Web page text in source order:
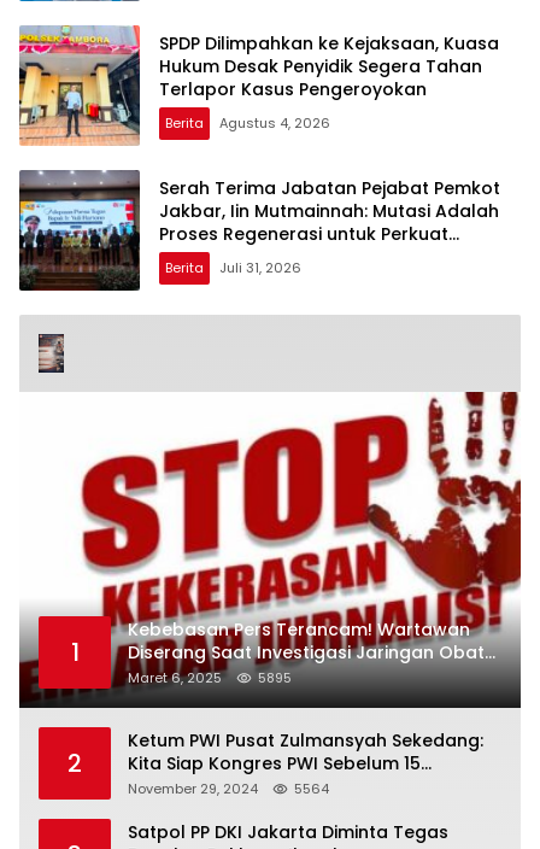
SPDP Dilimpahkan ke Kejaksaan, Kuasa
Hukum Desak Penyidik Segera Tahan
Terlapor Kasus Pengeroyokan
Berita Agustus 4, 2026
Serah Terima Jabatan Pejabat Pemkot
Jakbar, Iin Mutmainnah: Mutasi Adalah
Proses Regenerasi untuk Perkuat
Pelayanan Publik
Berita Juli 31, 2026
1
Kebebasan Pers Terancam! Wartawan
Diserang Saat Investigasi Jaringan Obat
Terlarang
Maret 6, 2025 5895
2
Ketum PWI Pusat Zulmansyah Sekedang:
Kita Siap Kongres PWI Sebelum 15
Desember 2024
November 29, 2024 5564
Satpol PP DKI Jakarta Diminta Tegas